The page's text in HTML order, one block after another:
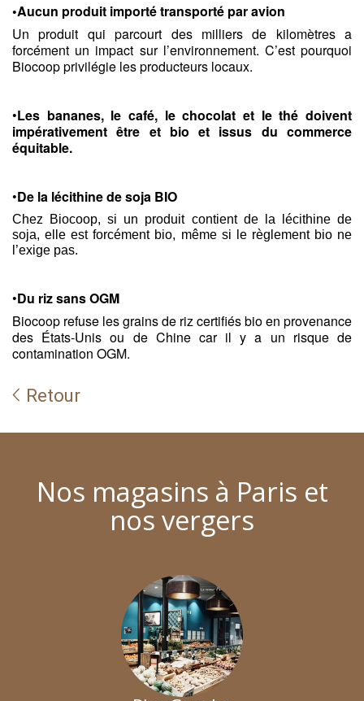
•Aucun produit importé transporté par avion
Un produit qui parcourt des milliers de kilomètres a
forcément un impact sur l’environnement. C’est pourquoi
Biocoop privilégie les producteurs locaux.
•Les bananes, le café, le chocolat et le thé doivent
impérativement être et bio et issus du commerce
équitable.
•De la lécithine de soja BIO
Chez Biocoop, si un produit contient de la lécithine de
soja, elle est forcément bio, même si le règlement bio ne
l’exige pas.
•Du riz sans OGM
Biocoop refuse les grains de riz certifiés bio en provenance
des États-Unis ou de Chine car il y a un risque de
contamination OGM.
Retour
Nos magasins à Paris et
nos vergers